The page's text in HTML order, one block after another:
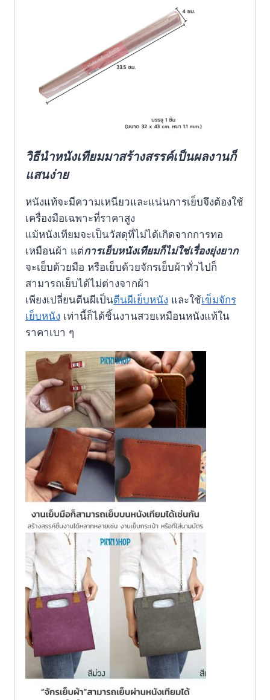
วิธีนำหนังเทียมมาสร้างสรรค์เป็นผลงานก็
แสนง่าย
หนังแท้จะมีความเหนียวและแน่นการเย็บจึงต้องใช้
เครื่องมือเฉพาะที่ราคาสูง
แม้หนังเทียมจะเป็นวัสดุที่ไม่ได้เกิดจากการทอ
เหมือนผ้า แต่การเย็บหนังเทียมก็ไม่ใช่เรื่องยุ่งยาก
จะเย็บด้วยมือ หรือเย็บด้วยจักรเย็บผ้าทั่วไปก็
สามารถเย็บได้ไม่ต่างจากผ้า
เพียงเปลี่ยนตีนผีเป็นตีนผีเย็บหนัง และใช้เข็มจักร
เย็บหนัง เท่านี้ก็ได้ชิ้นงานสวยเหมือนหนังแท้ใน
ราคาเบา ๆ